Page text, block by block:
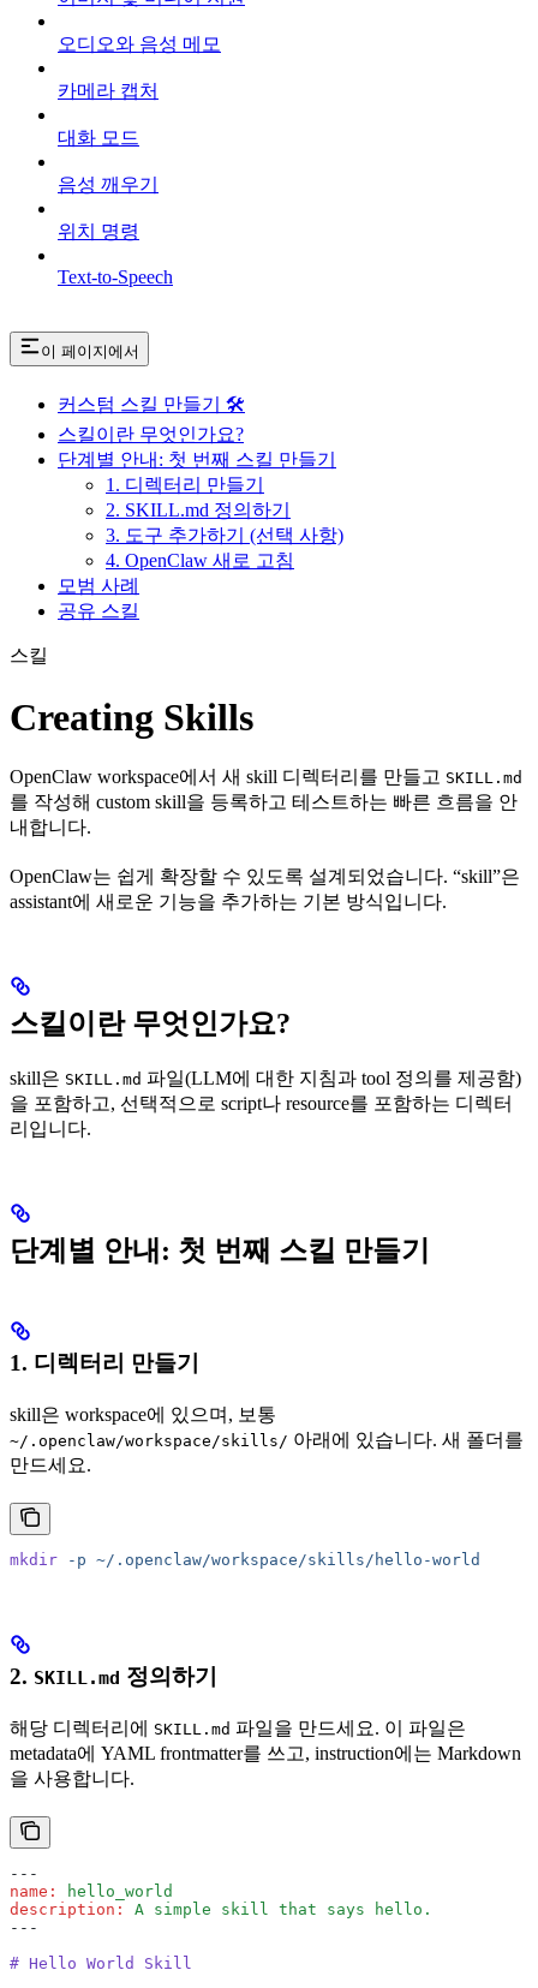
오디오와 음성 메모
카메라 캡처
대화 모드
음성 깨우기
위치 명령
Text-to-Speech
이 페이지에서
커스텀 스킬 만들기 🛠
스킬이란 무엇인가요?
단계별 안내: 첫 번째 스킬 만들기
1. 디렉터리 만들기
2. SKILL.md 정의하기
3. 도구 추가하기 (선택 사항)
4. OpenClaw 새로 고침
모범 사례
공유 스킬
스킬
Creating Skills
OpenClaw workspace에서 새 skill 디렉터리를 만들고 SKILL.md
를 작성해 custom skill을 등록하고 테스트하는 빠른 흐름을 안
내합니다.
OpenClaw는 쉽게 확장할 수 있도록 설계되었습니다. “skill”은
assistant에 새로운 기능을 추가하는 기본 방식입니다.
스킬이란 무엇인가요?
skill은 SKILL.md 파일(LLM에 대한 지침과 tool 정의를 제공함)
을 포함하고, 선택적으로 script나 resource를 포함하는 디렉터
리입니다.
단계별 안내: 첫 번째 스킬 만들기
1. 디렉터리 만들기
skill은 workspace에 있으며, 보통
~/.openclaw/workspace/skills/ 아래에 있습니다. 새 폴더를
만드세요.
mkdir -p ~/.openclaw/workspace/skills/hello-world
2. SKILL.md 정의하기
해당 디렉터리에 SKILL.md 파일을 만드세요. 이 파일은
metadata에 YAML frontmatter를 쓰고, instruction에는 Markdown
을 사용합니다.
---
name :
hello_world
description :
A simple skill that says hello.
---
# Hello World Skill